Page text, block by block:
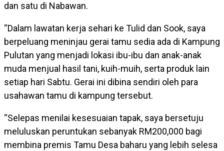
dan satu di Nabawan.
“Dalam lawatan kerja sehari ke Tulid dan Sook, saya
berpeluang meninjau gerai tamu sedia ada di Kampung
Pulutan yang menjadi lokasi ibu-ibu dan anak-anak
muda menjual hasil tani, kuih-muih, serta produk lain
setiap hari Sabtu. Gerai ini dibina sendiri oleh para
usahawan tamu di kampung tersebut.
“Selepas menilai kesesuaian tapak, saya bersetuju
meluluskan peruntukan sebanyak RM200,000 bagi
membina premis Tamu Desa baharu yang lebih selesa